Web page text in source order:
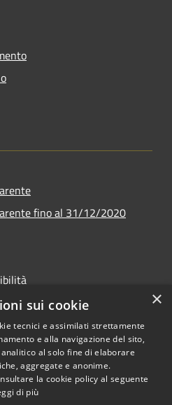
fino al 31/12/2020
Copyright © 2026 • Comune di
Teramo • Powered by
Municipium• Accesso
×
sui cookie
tecnici e assimilati strettamente
e alla navigazione del sito,
al solo fine di elaborare
aggregate e anonime.
la cookie policy al seguente
di più